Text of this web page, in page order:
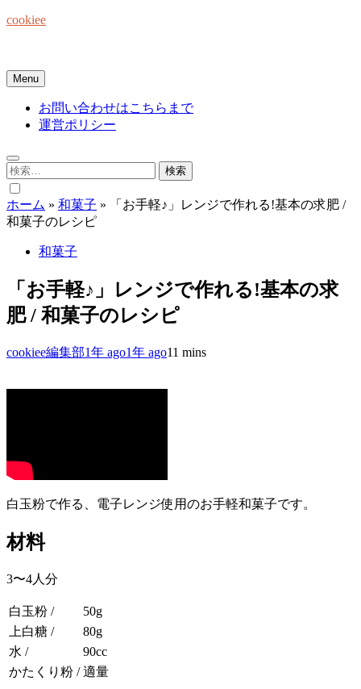
Skip
cookiee
Menu
お問い合わせはこちらまで
運営ポリシー
検
索:
ホーム » 和菓子 »
「お手軽♪」レンジで作れる!基本の求肥 /
和菓子のレシピ
和菓子
「お手軽♪」レンジで作れる!基本の求
肥 / 和菓子のレシピ
cookiee編集部1年 ago1年 ago11 mins
白玉粉で作る、電子レンジ使用のお手軽和菓子です。
材料
3〜4人分
白玉粉 /
50g
上白糖 /
80g
水 /
90cc
かたくり粉 / 適量